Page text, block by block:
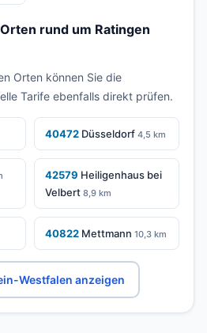
rund um Ratingen
Orten können Sie die
Tarife ebenfalls direkt prüfen.
40472 Düsseldorf 4,5 km
42579 Heiligenhaus bei
Velbert 8,9 km
40822 Mettmann 10,3 km
Westfalen anzeigen